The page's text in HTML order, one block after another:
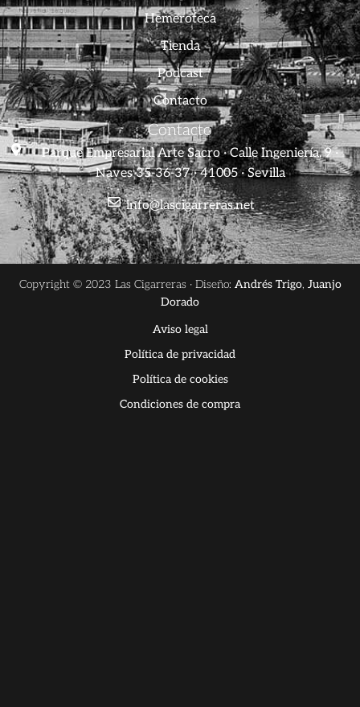
Hemeroteca
Tienda
Podcast
Contacto
Contacto
Parque Empresarial Arte Sacro · Calle Ingeniería, 9 ·
Naves 35-36-37 · 41005 · Sevilla
info@lascigarreras.net
Copyright © 2023 Las Cigarreras · Diseño: Andrés Trigo, Juanjo
Dorado
Aviso legal
Política de privacidad
Política de cookies
Condiciones de compra